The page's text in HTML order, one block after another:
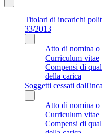
Titolari di incarichi
33/2013
Atto di nomina o
Curriculum vitae
Compensi di
della carica
Soggetti cessati
Atto di nomina o
Curriculum vitae
Compensi di